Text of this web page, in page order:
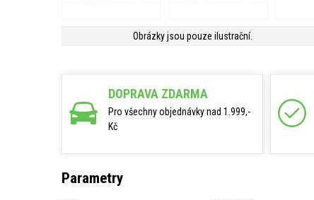
Obrázky jsou pouze ilustrační.
DOPRAVA ZDARMA
Pro všechny objednávky nad 1.999,-
Kč
Parametry